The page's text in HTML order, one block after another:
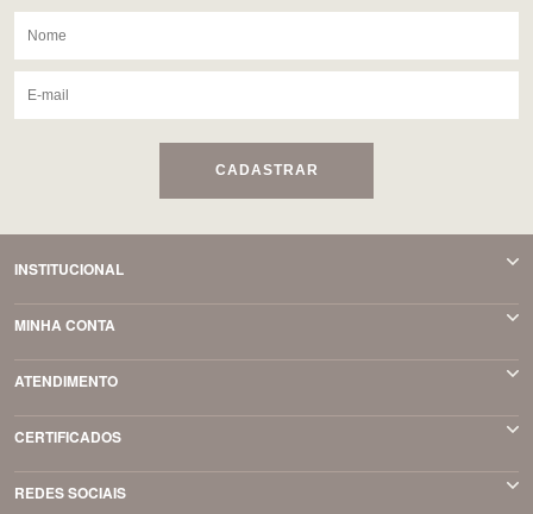
CADASTRAR
INSTITUCIONAL
MINHA CONTA
ATENDIMENTO
CERTIFICADOS
REDES SOCIAIS